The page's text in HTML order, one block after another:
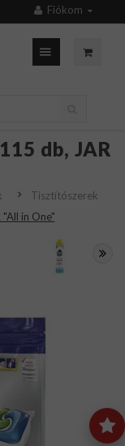
Fiókom
db, JAR
Tisztítószerek
in One"